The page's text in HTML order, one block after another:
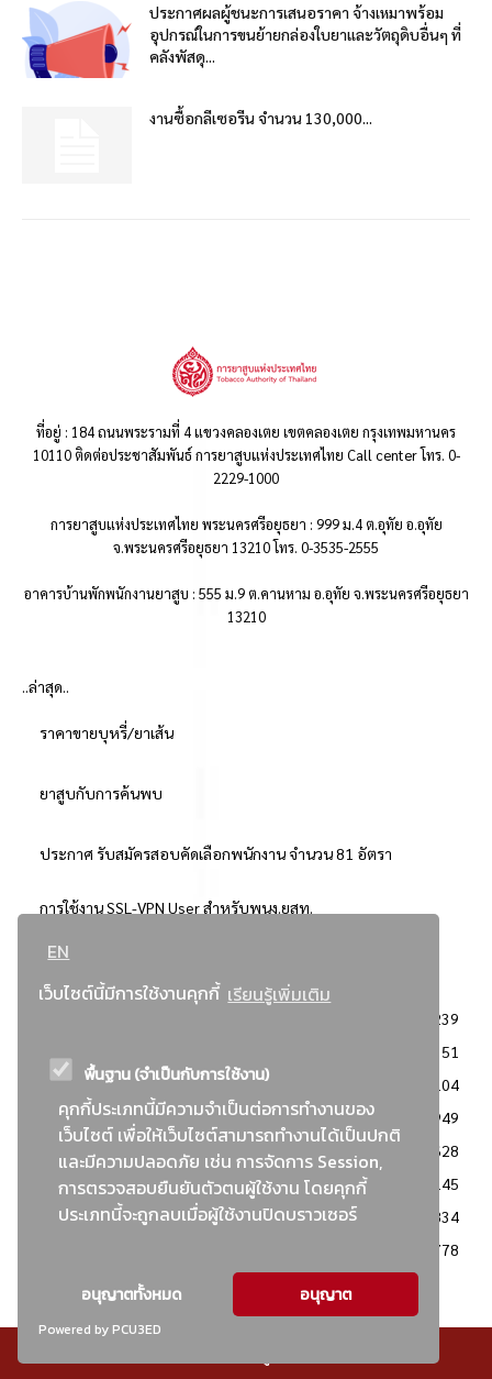
EN
เว็บไซต์นี้มีการใช้งานคุกกี้ เรียนรู้เพิ่มเติม
พื้นฐาน (จำเป็นกับการใช้งาน)
คุกกี้ประเภทนี้มีความจำเป็นต่อการทำงานของ
เว็บไซต์ เพื่อให้เว็บไซต์สามารถทำงานได้เป็นปกติ
และมีความปลอดภัย เช่น การจัดการ Session,
การตรวจสอบยืนยันตัวตนผู้ใช้งาน โดยคุกกี้
ประเภทนี้จะถูกลบเมื่อผู้ใช้งานปิดบราวเซอร์
อนุญาตทั้งหมด อนุญาต
Powered by PCU3ED
ประกาศผลผู้ชนะการเสนอราคา จ้างเหมาพร้อม
อุปกรณ์ในการขนย้ายกล่องใบยาและวัตถุดิบอื่นๆ ที่
คลังพัสดุ...
งานซื้อกลีเซอรีน จำนวน 130,000...
ที่อยู่ : 184 ถนนพระรามที่ 4 แขวงคลองเตย เขตคลองเตย กรุงเทพมหานคร
10110 ติดต่อประชาสัมพันธ์ การยาสูบแห่งประเทศไทย Call center โทร. 0-
2229-1000
การยาสูบแห่งประเทศไทย พระนครศรีอยุธยา : 999 ม.4 ต.อุทัย อ.อุทัย
จ.พระนครศรีอยุธยา 13210 โทร. 0-3535-2555
อาคารบ้านพักพนักงานยาสูบ : 555 ม.9 ต.คานหาม อ.อุทัย จ.พระนครศรีอยุธยา
13210
..ล่าสุด..
ราคาขายบุหรี่/ยาเส้น
ยาสูบกับการค้นพบ
ประกาศ รับสมัครสอบคัดเลือกพนักงาน จำนวน 81 อัตรา
การใช้งาน SSL-VPN User สำหรับพนง.ยสท.
..ยอดนิยม..
3239
2351
: วิธีเฉพาะเจาะจง
2104
ข่าวสาร/ประกาศ
1949
: เอกสารส่งเสริมความโปร่งใสในการจัดซื้อจัดจ้าง
1628
ข่าวสารจัดซื้อจัดจ้าง
1145
: แผนการจัดซื้อจัดจ้าง
834
778